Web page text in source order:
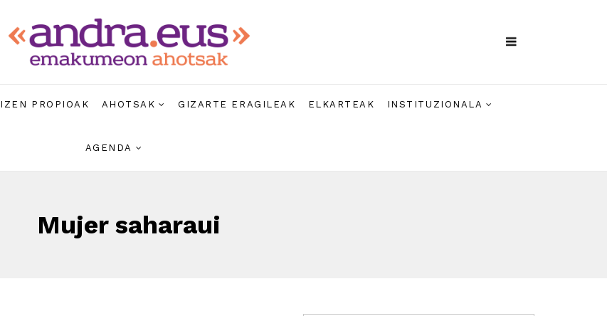
IZEN PROPIOAK AHOTSAK GIZARTE ERAGILEAK ELKARTEAK INSTITUZIONALA
AGENDA
Mujer saharaui